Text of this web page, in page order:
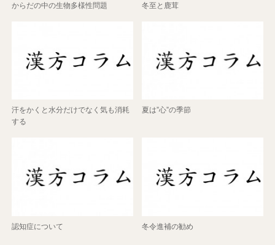
からだの中の生物多様性問題 冬至と鹿茸
汗をかくと水分だけでなく気も消耗
する
夏は”心”の季節
認知症について 冬令進補の勧め